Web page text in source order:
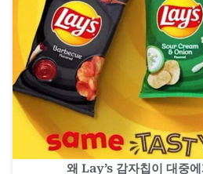
왜 Lay’s 감자칩이 대중